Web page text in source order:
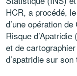
HCR, a procédé,
d’une opération
Risque
et de
d’apatridie sur